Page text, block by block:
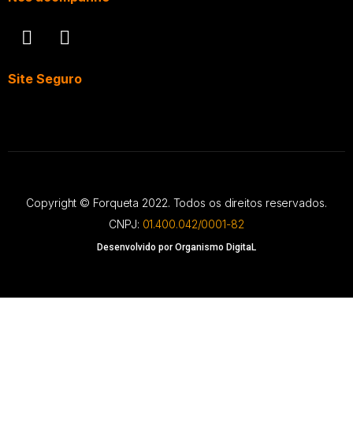
Site Seguro
Copyright © Forqueta 2022. Todos os direitos reservados.
CNPJ: 01.400.042/0001-82
Desenvolvido por Organismo DigitaL